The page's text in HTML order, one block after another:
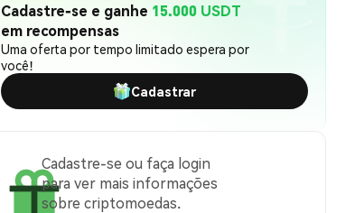
Cadastre-se e ganhe 15.000 USDT
em recompensas
Uma oferta por tempo limitado espera por
você!
Cadastrar
Cadastre-se ou faça login
para ver mais informações
sobre criptomoedas.